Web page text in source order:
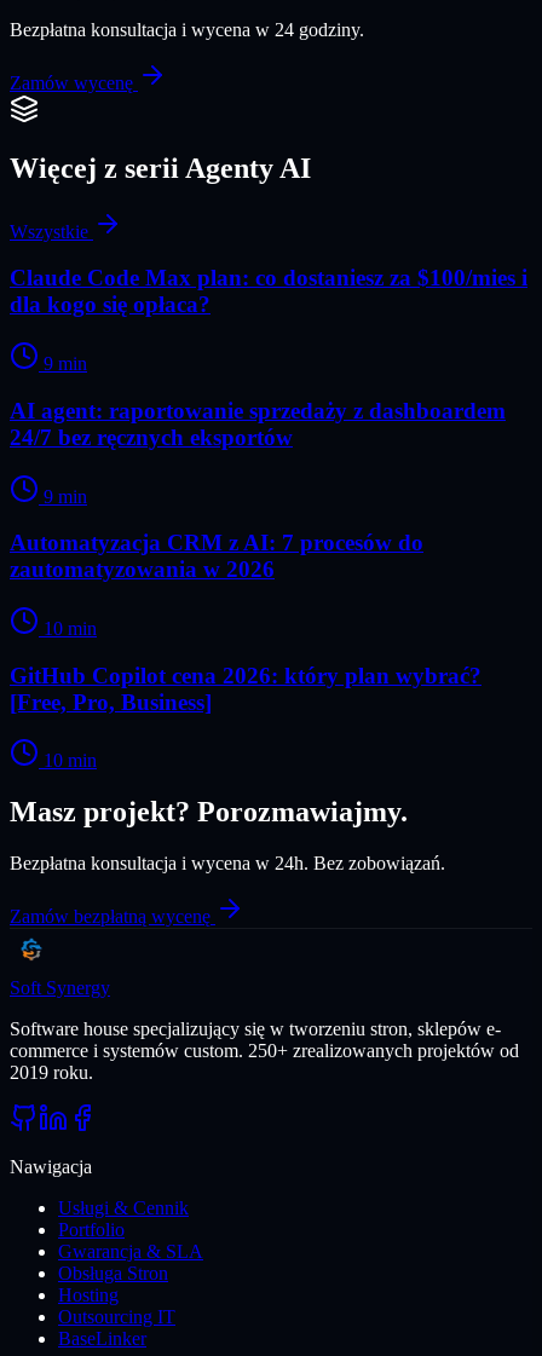
Bezpłatna konsultacja i wycena w 24 godziny.
Zamów wycenę
Więcej z serii Agenty AI
Wszystkie
Claude Code Max plan: co dostaniesz za $100/mies i
dla kogo się opłaca?
9 min
AI agent: raportowanie sprzedaży z dashboardem
24/7 bez ręcznych eksportów
9 min
Automatyzacja CRM z AI: 7 procesów do
zautomatyzowania w 2026
10 min
GitHub Copilot cena 2026: który plan wybrać?
[Free, Pro, Business]
10 min
Masz projekt? Porozmawiajmy.
Bezpłatna konsultacja i wycena w 24h. Bez zobowiązań.
Zamów bezpłatną wycenę
Soft Synergy
Software house specjalizujący się w tworzeniu stron, sklepów e-
commerce i systemów custom. 250+ zrealizowanych projektów od
2019 roku.
Nawigacja
Usługi & Cennik
Portfolio
Gwarancja & SLA
Obsługa Stron
Hosting
Outsourcing IT
BaseLinker